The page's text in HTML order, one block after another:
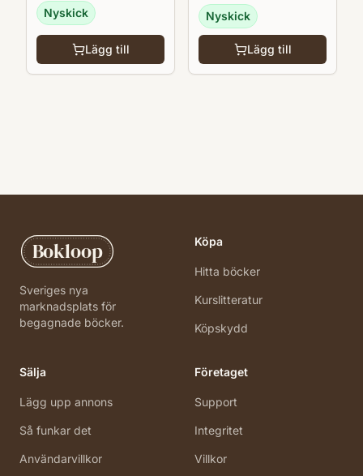
Nyskick
Lägg till
Nyskick
Lägg till
Bokloop
Sveriges nya
marknadsplats för
begagnade böcker.
Köpa
Hitta böcker
Kurslitteratur
Köpskydd
Sälja
Lägg upp annons
Så funkar det
Användarvillkor
Företaget
Support
Integritet
Villkor